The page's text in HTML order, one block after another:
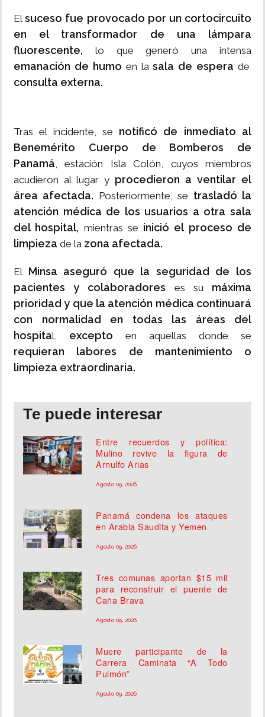
Elsuceso fue provocado por un cortocircuito
en el transformador de una lámpara
fluorescente, lo que generó una intensa
emanación de humo en lasala de espera de
consulta externa.
Tras el incidente, se notificó de inmediato al
Benemérito Cuerpo de Bomberos de
Panamá, estación Isla Colón, cuyos miembros
acudieron al lugar y procedieron a ventilar el
área afectada. Posteriormente, se trasladó la
atención médica de los usuarios a otra sala
del hospital, mientras se inició el proceso de
limpieza de la zona afectada.
El Minsa aseguró que la seguridad de los
pacientes y colaboradores es su máxima
prioridad y que la atención médica continuará
con normalidad en todas las áreas del
hospital, excepto en aquellas donde se
requieran labores de mantenimiento o
limpieza extraordinaria.
Te puede interesar
Entre recuerdos y política:
Mulino revive la figura de
Arnulfo Arias
Agosto 09, 2026
Panamá condena los ataques
en Arabia Saudita y Yemen
Agosto 09, 2026
Tres comunas aportan $15 mil
para reconstruir el puente de
Caña Brava
Agosto 09, 2026
Muere participante de la
Carrera Caminata “A Todo
Pulmón”
Agosto 09, 2026